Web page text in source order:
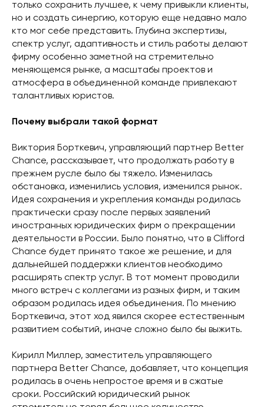
только сохранить лучшее, к чему привыкли клиенты,
но и создать синергию, которую еще недавно мало
кто мог себе представить. Глубина экспертизы,
спектр услуг, адаптивность и стиль работы делают
фирму особенно заметной на стремительно
меняющемся рынке, а масштабы проектов и
атмосфера в объединенной команде привлекают
талантливых юристов.
Почему выбрали такой формат
Виктория Борткевич, управляющий партнер Better
Chance, рассказывает, что продолжать работу в
прежнем русле было бы тяжело. Изменилась
обстановка, изменились условия, изменился рынок.
Идея сохранения и укрепления команды родилась
практически сразу после первых заявлений
иностранных юридических фирм о прекращении
деятельности в России. Было понятно, что в Clifford
Chance будет принято такое же решение, и для
дальнейшей поддержки клиентов необходимо
расширять спектр услуг. В тот момент проводили
много встреч с коллегами из разных фирм, и таким
образом родилась идея объединения. По мнению
Борткевича, этот ход явился скорее естественным
развитием событий, иначе сложно было бы выжить.
Кирилл Миллер, заместитель управляющего
партнера Better Chance, добавляет, что концепция
родилась в очень непростое время и в сжатые
сроки. Российский юридический рынок